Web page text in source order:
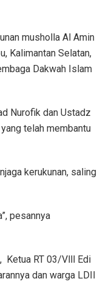
musholla Al Amin
Kalimantan Selatan,
Dakwah Islam
Nurofik dan Ustadz
telah membantu
kerukunan, saling
pesannya
Ketua RT 03/Vlll Edi
dan warga LDII